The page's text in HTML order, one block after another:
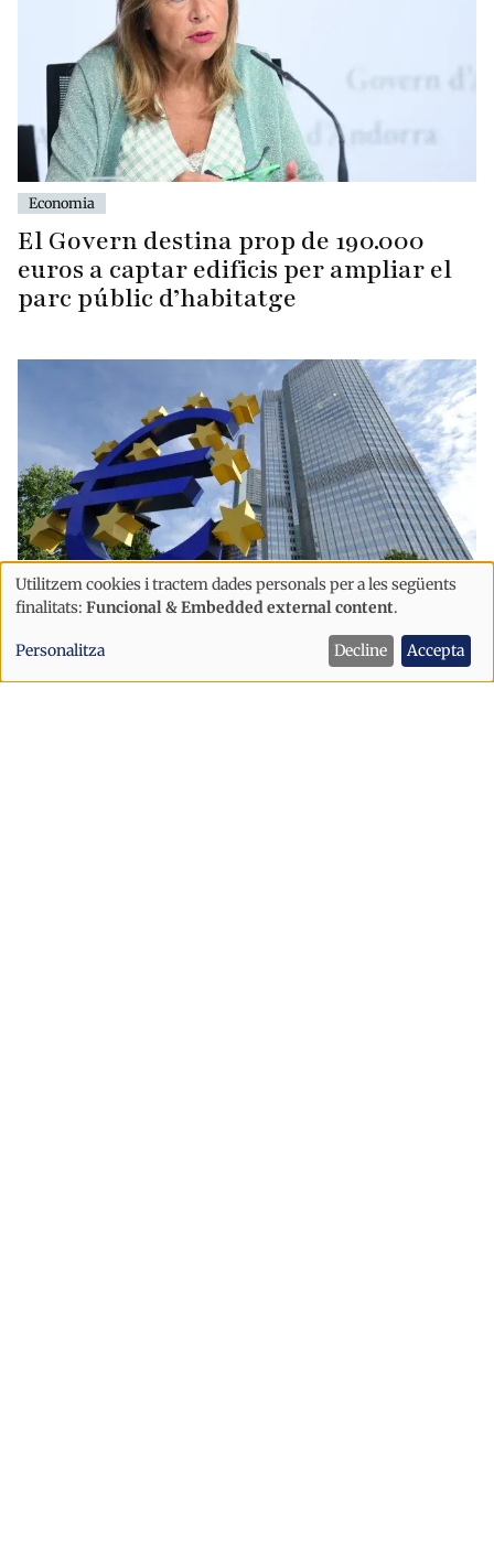
Economia
El Govern destina prop de 190.000
euros a captar edificis per ampliar el
parc públic d’habitatge
Economia
Andorra aprova un nou reglament
Ús
de
dades
Utilitzem cookies i tractem dades personals per a les següents
finalitats: Funcional & Embedded external content.
Personalitza Decline Accepta